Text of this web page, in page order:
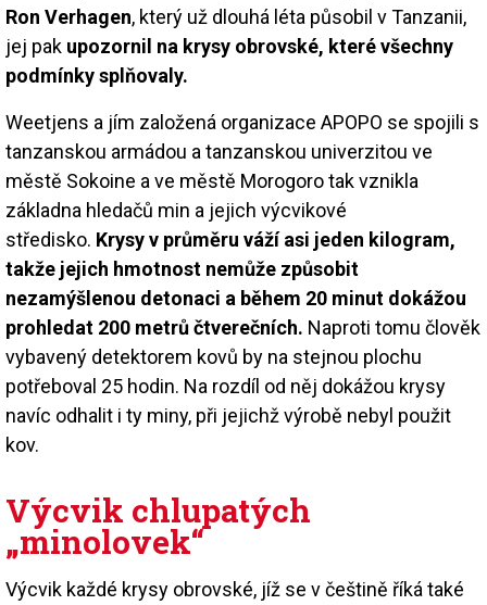
Ron Verhagen, který už dlouhá léta působil v Tanzanii,
jej pak upozornil na krysy obrovské, které všechny
podmínky splňovaly.
Weetjens a jím založená organizace APOPO se spojili s
tanzanskou armádou a tanzanskou univerzitou ve
městě Sokoine a ve městě Morogoro tak vznikla
základna hledačů min a jejich výcvikové
středisko. Krysy v průměru váží asi jeden kilogram,
takže jejich hmotnost nemůže způsobit
nezamýšlenou detonaci a během 20 minut dokážou
prohledat 200 metrů čtverečních. Naproti tomu člověk
vybavený detektorem kovů by na stejnou plochu
potřeboval 25 hodin. Na rozdíl od něj dokážou krysy
navíc odhalit i ty miny, při jejichž výrobě nebyl použit
kov.
Výcvik chlupatých
„minolovek“
Výcvik každé krysy obrovské, jíž se v češtině říká také